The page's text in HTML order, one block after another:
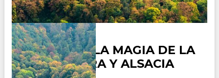
ALEMANIA, LA MAGIA DE LA
SELVA NEGRA Y ALSACIA